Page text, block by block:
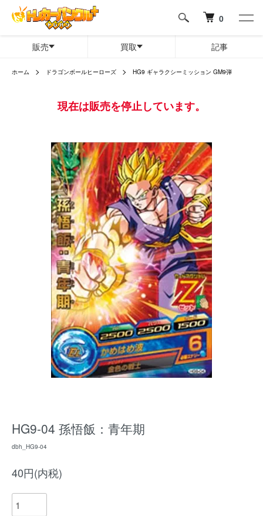
0
販売 買取 記事
ホーム ドラゴンボールヒーローズ HG9 ギャラクシーミッション GM9弾
現在は販売を停止しています。
HG9-04 孫悟飯：青年期
dbh_HG9-04
40円(内税)